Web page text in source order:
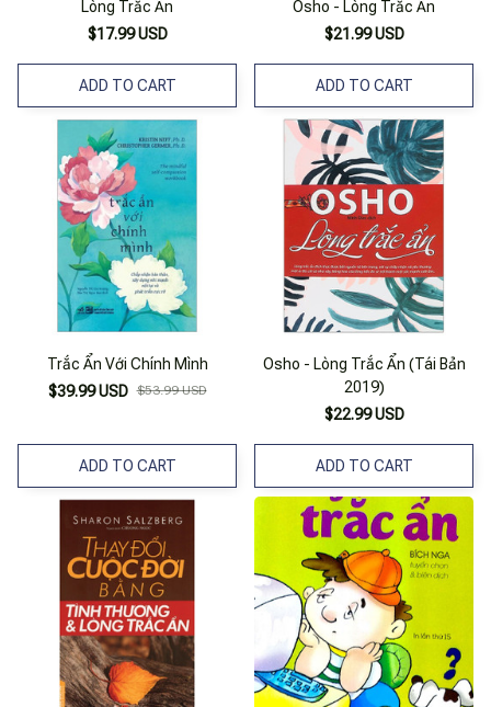
Lòng Trắc Ẩn
$17.99 USD
ADD TO CART
Osho - Lòng Trắc Ẩn
$21.99 USD
ADD TO CART
Trắc Ẩn Với Chính Mình
$39.99 USD $53.99 USD
ADD TO CART
Osho - Lòng Trắc Ẩn (Tái Bản
2019)
$22.99 USD
ADD TO CART